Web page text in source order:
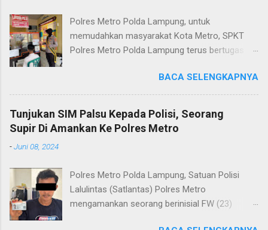
Polres Metro Polda Lampung, untuk
memudahkan masyarakat Kota Metro, SPKT
Polres Metro Polda Lampung terus bertugas
terkait layanan pengaduan, pelayanan SKCK dan
pelayanan Identifikasi sidik jari secara terpadu
kepada masyarakat. Senin (06/01/2025) Dalam
mewujudkan pelayanan prima kepolisian, SPKT
Heri Sulistyo Nugroho S.IK, M.IK mengatakan
“SPKT Polres Metro akan terus berusaha
memberikan pelayanan yang terbaik kepada
BACA SELENGKAPNYA
Tunjukan SIM Palsu Kepada Polisi, Seorang
Supir Di Amankan Ke Polres Metro
-Juni 08, 2024
Polres Metro Polda Lampung, Satuan Polisi
Lalulintas (Satlantas) Polres Metro
mengamankan seorang berinisial FW (23)